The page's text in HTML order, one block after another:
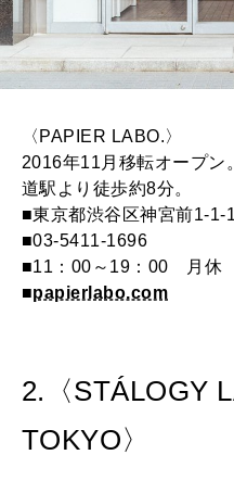
〈PAPIER LABO.〉
2016年11月移転オープン
道駅より徒歩約8分。
■東京都渋谷区神宮前1-
■03-5411-1696
■11：00～19：00 月休
■papierlabo.com
2.〈STÁLOGY
TOKYO〉